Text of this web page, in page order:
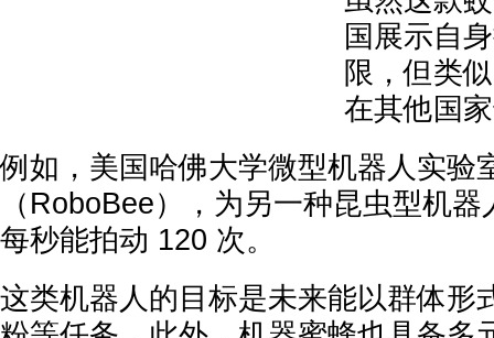
国展示自
限，但类
在其他国
例如，美国哈佛大学微型机器人实验
（RoboBee），为另一种昆虫型机
每秒能拍动 120 次。
这类机器人的目标是未来能以群体形